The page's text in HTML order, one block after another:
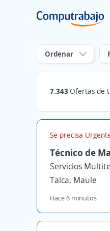
Ordenar
7.343 Ofertas de
Se precisa
Técnico de
Servicios
Talca, Maule
Hace 6 minutos